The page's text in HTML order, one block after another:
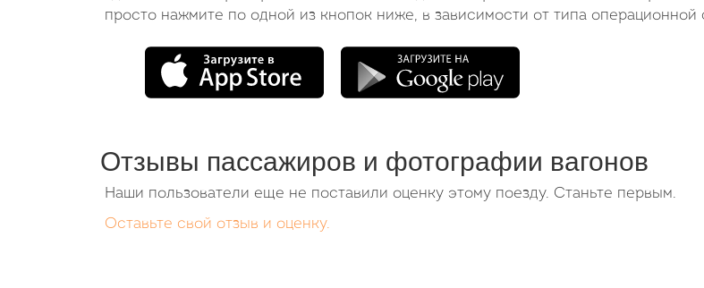
просто нажмите по одной из кнопок ниже, в зависимости от типа
Отзывы пассажиров и фотографии вагонов
Наши пользователи еще не поставили оценку этому поезду. Станьте первым.
Оставьте свой отзыв и оценку.